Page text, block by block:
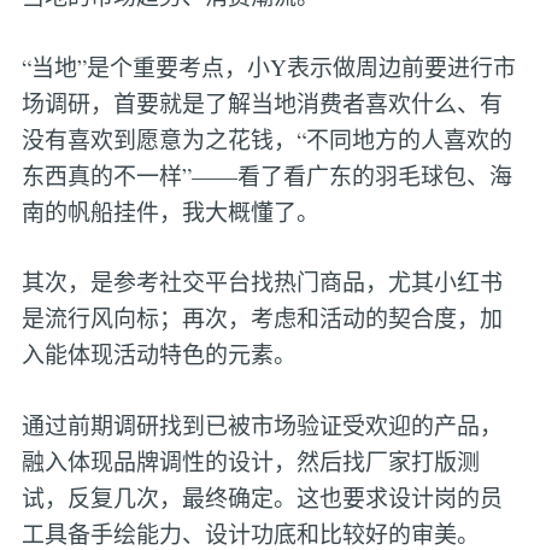
“当地”是个重要考点，小Y表示做周边前要进行市
场调研，首要就是了解当地消费者喜欢什么、有
没有喜欢到愿意为之花钱，“不同地方的人喜欢的
东西真的不一样”——看了看广东的羽毛球包、海
南的帆船挂件，我大概懂了。
其次，是参考社交平台找热门商品，尤其小红书
是流行风向标；再次，考虑和活动的契合度，加
入能体现活动特色的元素。
通过前期调研找到已被市场验证受欢迎的产品，
融入体现品牌调性的设计，然后找厂家打版测
试，反复几次，最终确定。这也要求设计岗的员
工具备手绘能力、设计功底和比较好的审美。